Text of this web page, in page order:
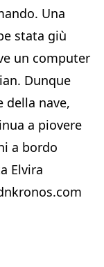
Una
stata giù
un computer
Dunque
nave,
a piovere
a bordo
Elvira